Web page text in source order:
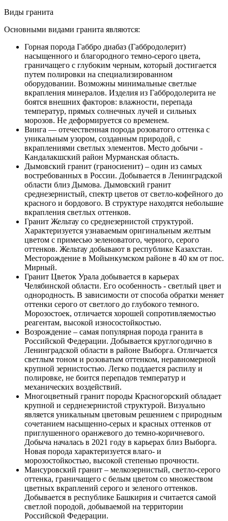
Виды гранита
Основными видами гранита являются:
Горная порода Габбро диабаз (Габбродолерит)
насыщенного и благородного темно-серого цвета,
граничащего с глубоким черным, который достигается
путем полировки на специализированном
оборудовании. Возможны минимальные светлые
вкрапления минералов. Изделия из Габбродолерита не
боятся внешних факторов: влажности, перепада
температур, прямых солнечных лучей и сильных
морозов. Не деформируется со временем.
Винга — отечественная порода розоватого оттенка с
уникальным узором, созданным природой, с
вкраплениями светлых элементов. Место добычи -
Кандалакшский район Мурманская область.
Дымовский гранит (граносиенит) – один из самых
востребованных в России. Добывается в Ленинградской
области близ Дымова. Дымовский гранит
среднезернистый, спектр цветов от светло-кофейного до
красного и бордового. В структуре находятся небольшие
вкрапления светлых оттенков.
Гранит Жельтау со среднезернистой структурой.
Характеризуется узнаваемым оригинальным желтым
цветом с примесью зеленоватого, черного, серого
оттенков. Жельтау добывают в республике Казахстан.
Месторождение в Мойынкумском районе в 40 км от пос.
Мирный.
Гранит Цветок Урала добывается в карьерах
Челябинской области. Его особенность - светлый цвет и
однородность. В зависимости от способа обратки меняет
оттенки серого от светлого до глубокого темного.
Морозостоек, отличается хорошей сопротивляемостью
реагентам, высокой износостойкостью.
Возрождение – самая популярная порода гранита в
Российской Федерации. Добывается круглогодично в
Ленинградской области в районе Выборга. Отличается
светлым тоном и розоватым оттенком, неравномерной
крупной зернистостью. Легко поддается распилу и
полировке, не боится перепадов температур и
механических воздействий.
Многоцветный гранит породы Красногорский обладает
крупной и серднезернистой структурой. Визуально
является уникальным цветовым решением с природным
сочетанием насыщенно-серых и красных оттенков от
приглушенного оранжевого до темно-коричневого.
Добыча началась в 2021 году в карьерах близ Выборга.
Новая порода характеризуется влаго- и
морозостойкостью, высокой степенью прочности.
Мансуровский гранит – мелкозернистый, светло-серого
оттенка, граничащего с белым цветом со множеством
цветных вкраплений серого и зеленого оттенков.
Добывается в республике Башкирия и считается самой
светлой породой, добываемой на территории
Российской Федерации.